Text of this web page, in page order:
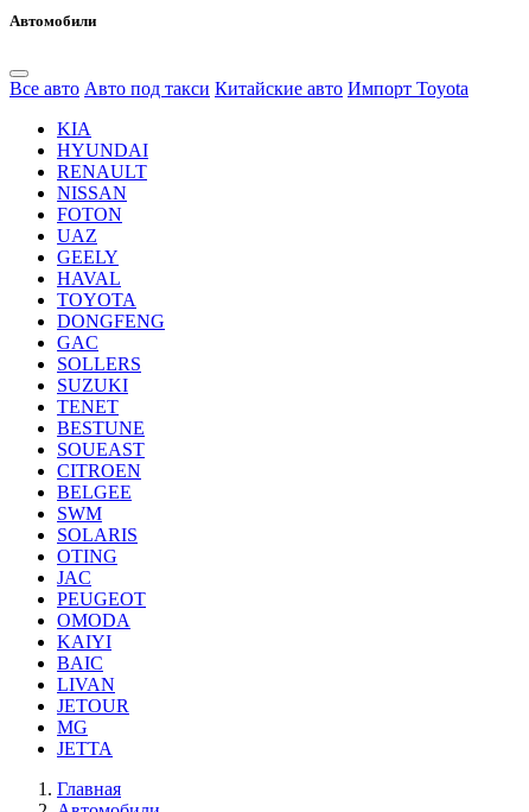
Автомобили
Все авто Авто под такси Китайские авто Импорт Toyota
KIA
HYUNDAI
RENAULT
NISSAN
FOTON
UAZ
GEELY
HAVAL
TOYOTA
DONGFENG
GAC
SOLLERS
SUZUKI
TENET
BESTUNE
SOUEAST
CITROEN
BELGEE
SWM
SOLARIS
OTING
JAC
PEUGEOT
OMODA
KAIYI
BAIC
LIVAN
JETOUR
MG
JETTA
Главная